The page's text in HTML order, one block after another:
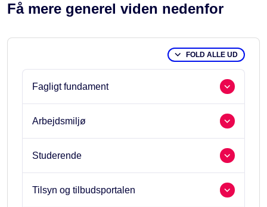
Få mere generel viden nedenfor
FOLD ALLE UD
Fagligt fundament
Arbejdsmiljø
Studerende
Tilsyn og tilbudsportalen